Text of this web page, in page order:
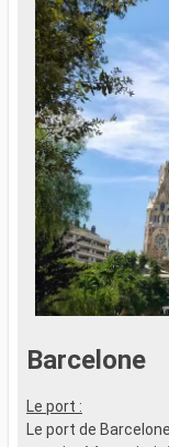
Barcelone
Le port :
Le port de